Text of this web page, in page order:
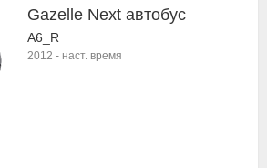
Gazelle Next автобус
A6_R
2012 - наст. время